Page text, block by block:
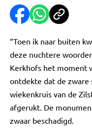
“Toen ik naar buiten
deze nuchtere
Kerkhofs het moment
ontdekte dat de
wiekenkruis van de
afgerukt. De
zwaar beschadigd.